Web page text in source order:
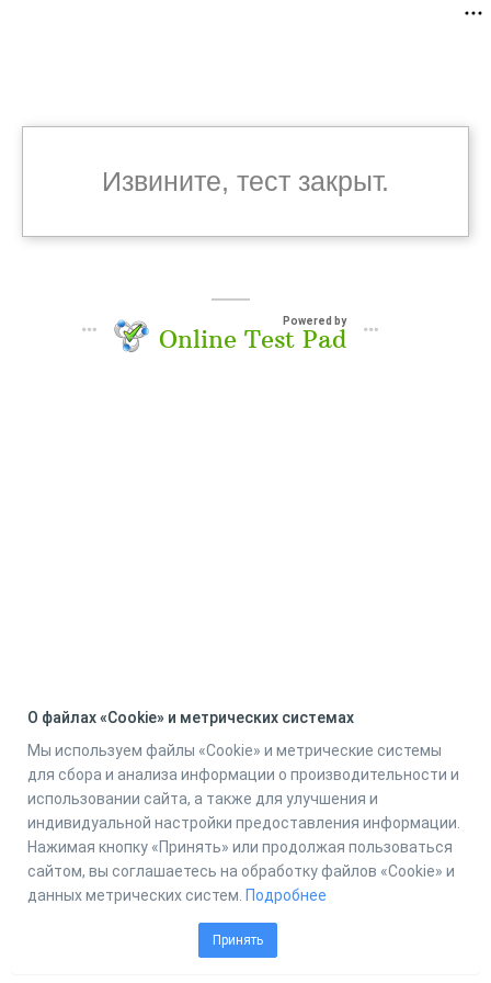
Извините, тест закрыт.
Powered by
Online Test Pad
О файлах «Cookie» и метрических системах
Мы используем файлы «Cookie» и метрические системы
для сбора и анализа информации о производительности и
использовании сайта, а также для улучшения и
индивидуальной настройки предоставления информации.
Нажимая кнопку «Принять» или продолжая пользоваться
сайтом, вы соглашаетесь на обработку файлов «Cookie» и
данных метрических систем. Подробнее
Принять